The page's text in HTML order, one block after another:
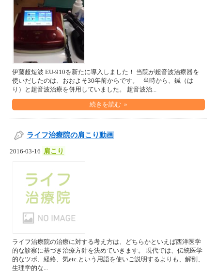
伊藤超短波 EU-910を新たに導入しました！ 当院が超音波治療器を
使いだしたのは、おおよそ30年前からです。 当時から、鍼（は
り）と超音波治療を併用していました。 超音波治...
続きを読む »
ライフ治療院の肩こり動画
2016-03-16 肩こり
ライフ治療院の治療に対する考え方は、どちらかといえば西洋医学
的な診察に基づき治療方針を決めていきます。 現代では、伝統医学
的なツボ、経絡、気etc.という用語を使いご説明するよりも、解剖、
生理学的な...